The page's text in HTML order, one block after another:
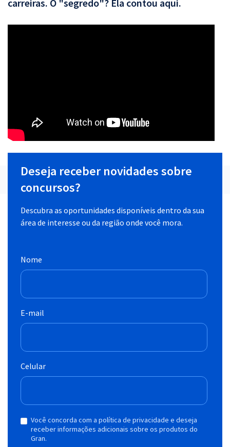
carreiras. O "segredo"? Ela contou aqui.
Deseja receber novidades sobre
concursos?
Descubra as oportunidades disponíveis dentro da sua
área de interesse ou da região onde você mora.
Nome
E-mail
Celular
Você concorda com a política de privacidade e deseja
receber informações adicionais sobre os produtos do
Gran.